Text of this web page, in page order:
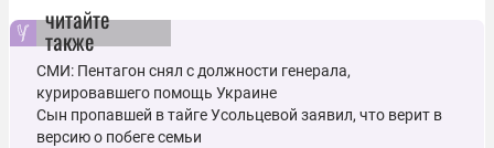
читайте
также
СМИ: Пентагон снял с должности генерала,
курировавшего помощь Украине
Сын пропавшей в тайге Усольцевой заявил, что верит в
версию о побеге семьи